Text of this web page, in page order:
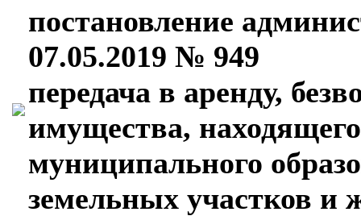
постановление
07.05.2019 № 949
передача в аренду,
имущества,
муниципального
земельных участков